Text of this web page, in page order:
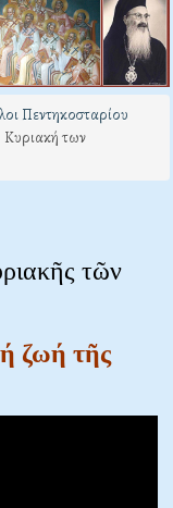
Πεντηκοσταρίου
Κυριακή των
τῶν
ζωή τῆς